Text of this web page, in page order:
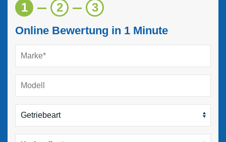
1 2 3
Online Bewertung in 1 Minute